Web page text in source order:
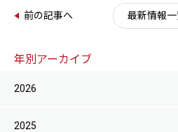
前の記事へ 最新情報
年別アーカイブ
2026
2025